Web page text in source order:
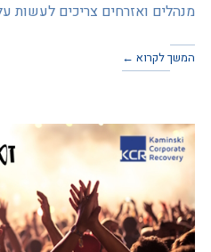
מנהלים ואזרחים צריכים לעשות
המשך לקרוא ←